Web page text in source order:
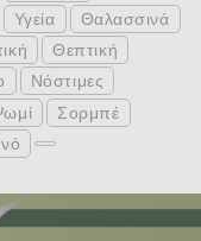
Υγεία
Θαλασσινά
Θεπτική
Νόστιμες
Σορμπέ